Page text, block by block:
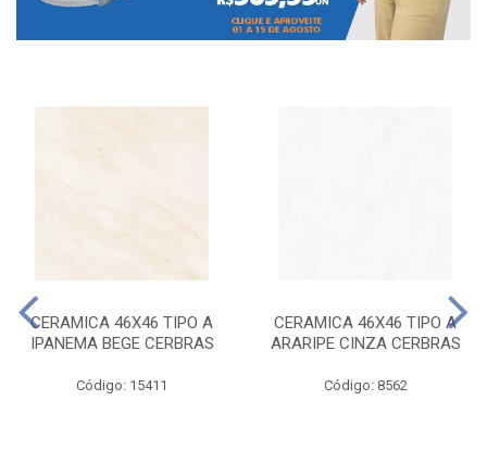
CERAMICA 46X46 TIPO A
IPANEMA BEGE CERBRAS
Código: 15411
CERAMICA 46X46 TIPO A
ARARIPE CINZA CERBRAS
Código: 8562